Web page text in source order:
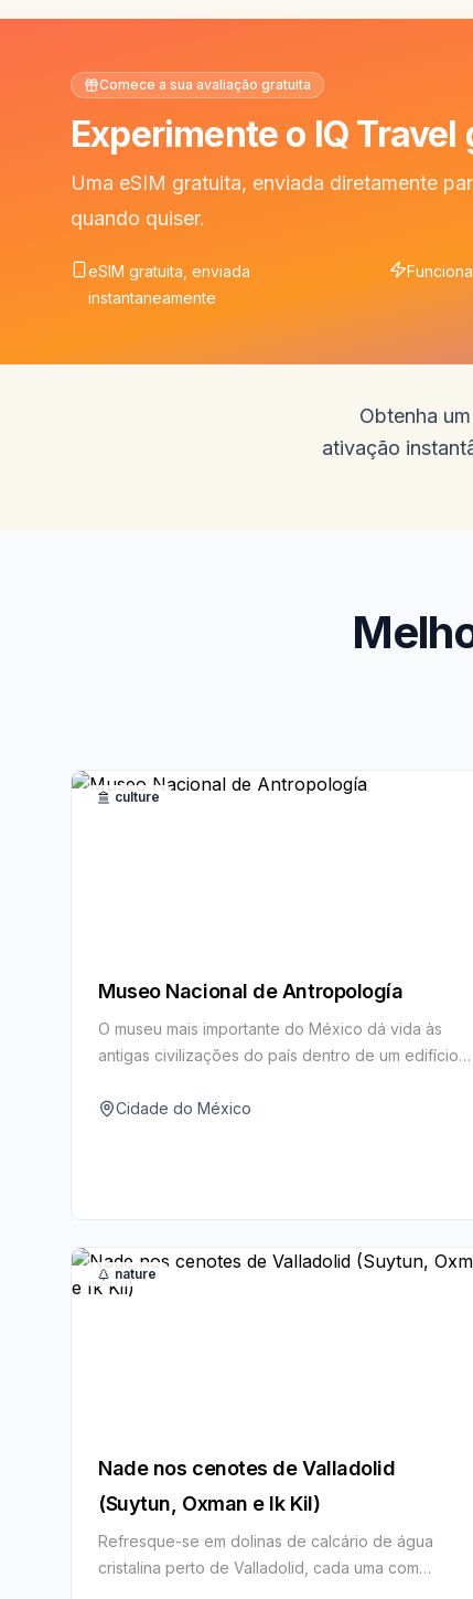
Comece a sua avaliação gratuita
Experimente o IQ
Uma eSIM gratuita, enviada diretamente
quando quiser.
eSIM gratuita, enviada
instantaneamente
Obtenha
ativação
culture
Museo Nacional de Antropología
O museu mais importante do México dá vida às
antigas civilizações do país dentro de um edifício
Cidade do México
nature
Nade nos cenotes de Valladolid
(Suytun, Oxman e Ik Kil)
Refresque-se em dolinas de calcário de água
cristalina perto de Valladolid, cada uma com